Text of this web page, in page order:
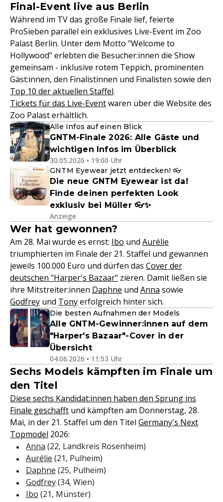
Final-Event live aus Berlin
Während im TV das große Finale lief, feierte
ProSieben parallel ein exklusives Live-Event im Zoo
Palast Berlin. Unter dem Motto "Welcome to
Hollywood" erlebten die Besucher:innen die Show
gemeinsam - inklusive rotem Teppich, prominenten
Gäst:innen, den Finalistinnen und Finalisten sowie den
Top 10 der aktuellen Staffel.
Tickets für das Live-Eventwaren über die Website des
Zoo Palast erhältlich.
Alle Infos auf einen Blick
GNTM-Finale 2026: Alle Gäste und
wichtigen Infos im Überblick
30.05.2026 • 19:00 Uhr
GNTM Eyewear jetzt entdecken! 👓
Die neue GNTM Eyewear ist da!
Finde deinen perfekten Look
exklusiv bei Müller 👓✨
Anzeige
Wer hat gewonnen?
Am 28. Mai wurde es ernst: Ibo und Aurélie
triumphierten im Finale der 21. Staffel und gewannen
jeweils 100.000 Euro und dürfen das Cover der
deutschen "Harper's Bazaar" zieren. Damit ließen sie
ihre Mitstreiter:innen Daphne und Anna sowie
Godfrey und Tonyerfolgreich hinter sich.
Die besten Aufnahmen der Models
Alle GNTM-Gewinner:innen auf dem
"Harper's Bazaar"-Cover in der
Übersicht
04.06.2026 • 11:53 Uhr
Sechs Models kämpften im Finale um
den Titel
Diese sechs Kandidat:innen haben den Sprung ins
Finale geschafft und kämpften am Donnerstag, 28.
Mai, in der 21. Staffel um den Titel Germany's Next
Topmodel 2026:
Anna (22, Landkreis Rosenheim)
Aurélie (21, Pulheim)
Daphne (25, Pulheim)
Godfrey(34, Wien)
Ibo (21, Münster)